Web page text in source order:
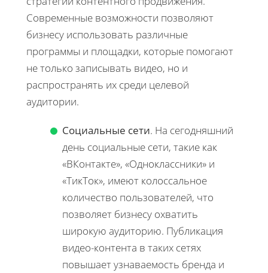
Современные возможности позволяют
бизнесу использовать различные
программы и площадки, которые помогают
не только записывать видео, но и
распространять их среди целевой
аудитории.
Социальные сети. На сегодняшний
день социальные сети, такие как
«ВКонтакте», «Одноклассники» и
«ТикТок», имеют колоссальное
количество пользователей, что
позволяет бизнесу охватить
широкую аудиторию. Публикация
видео-контента в таких сетях
повышает узнаваемость бренда и